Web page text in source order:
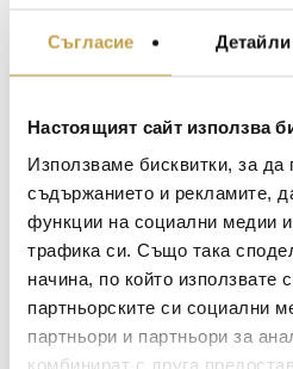
Съгласие Детайли
Настоящият сайт използва
Използваме бисквитки, за да
съдържанието и рекламите,
функции на социални медии
трафика си. Също така
начина, по който използвате
партньорските си социални
партньори и партньори за
комбинират с друга
Поднос Octogone
Red М Baccarat
Preorder